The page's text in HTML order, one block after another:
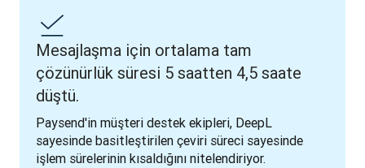
Mesajlaşma için ortalama tam
çözünürlük süresi 5 saatten 4,5 saate
düştü.
Paysend'in müşteri destek ekipleri, DeepL
sayesinde basitleştirilen çeviri süreci sayesinde
işlem sürelerinin kısaldığını nitelendiriyor.